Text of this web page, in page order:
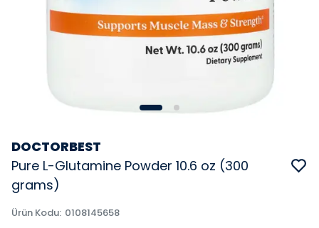
DOCTORBEST
Pure L-Glutamine Powder 10.6 oz (300
grams)
Ürün Kodu: 0108145658